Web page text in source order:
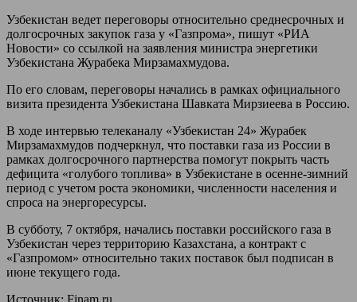
Узбекистан ведет переговоры относительно среднесрочных и
долгосрочных закупок газа у «Газпрома», пишут «РИА
Новости» со ссылкой на заявления министра энергетики
Узбекистана Журабека Мирзамахмудова.
По его словам, переговоры начались в рамках официального
визита президента Узбекистана Шавката Мирзиеева в Россию.
В ходе интервью телеканалу «Узбекистан 24» Журабек
Мирзамахмудов подчеркнул, что поставки газа из России в
рамках долгосрочного партнерства помогут покрыть часть
дефицита «голубого топлива» в Узбекистане в осенне-зимний
период с учетом роста экономики, численности населения и
спроса на энергоресурсы.
В субботу, 7 октября, начались поставки российского газа в
Узбекистан через территорию Казахстана, а контракт с
«Газпромом» относительно таких поставок был подписан в
июне текущего года.
Источник: Finam.ru